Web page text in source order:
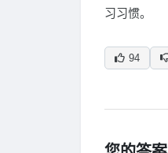
习习惯。
94